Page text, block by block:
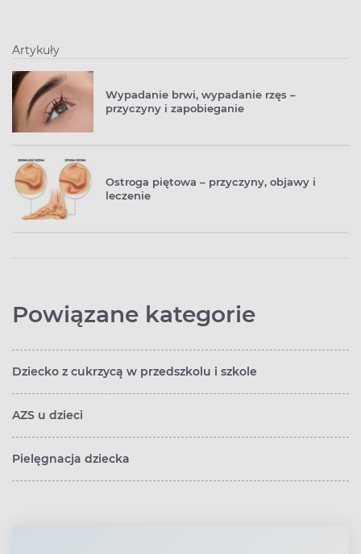
Artykuły
Wypadanie brwi, wypadanie rzęs –
przyczyny i zapobieganie
Ostroga piętowa – przyczyny, objawy i
leczenie
Powiązane kategorie
Dziecko z cukrzycą w przedszkolu i szkole
AZS u dzieci
Pielęgnacja dziecka